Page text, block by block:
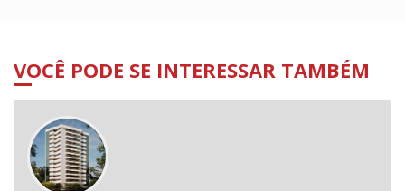
VOCÊ PODE SE INTERESSAR TAMBÉM